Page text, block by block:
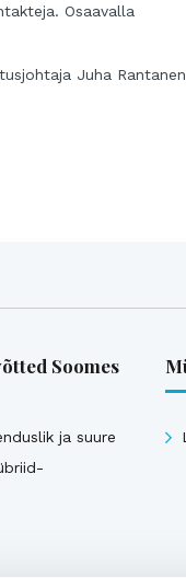
Osaavalla
Juha Rantanen
Soomes
ja suure